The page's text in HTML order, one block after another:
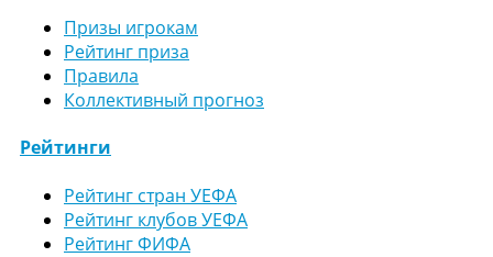
Призы игрокам
Рейтинг приза
Правила
Коллективный прогноз
Рейтинги
Рейтинг стран УЕФА
Рейтинг клубов УЕФА
Рейтинг ФИФА